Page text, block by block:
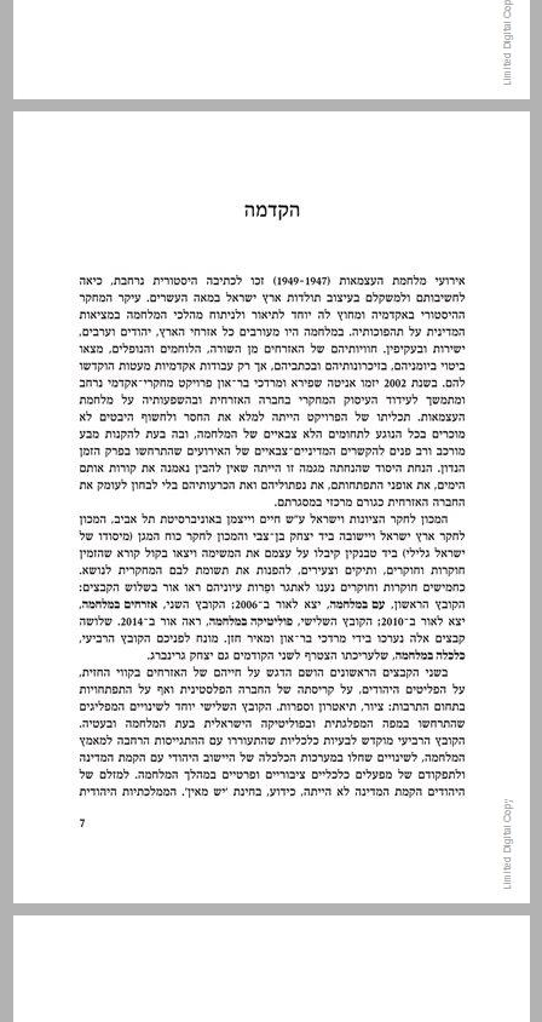
הקדמה ... 7